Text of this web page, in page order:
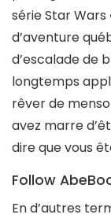
série Star Wars
d’aventure
d’escalade de
longtemps
rêver de
avez marre
dire que vous
Follow
En d’autres